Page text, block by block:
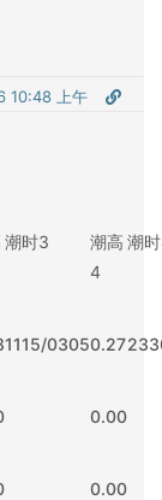
10:48 上午
潮时3
潮高
4
潮时
1115/03050.27
0.00
0.00